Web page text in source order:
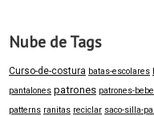
Nube de Tags
Curso-de-costura batas-escolares
pantalones patrones patrones-bebe
patterns ranitas reciclar saco-silla-